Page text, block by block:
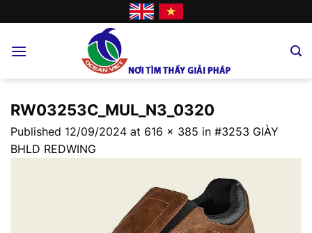
to
RW03253C_MUL_N3_0320
Published 12/09/2024 at 616 × 385 in #3253 GIÀY
BHLD REDWING